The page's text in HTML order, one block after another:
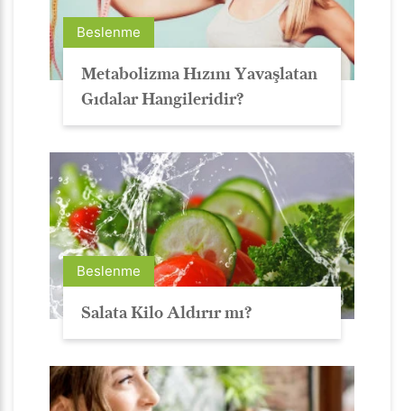
Beslenme
Metabolizma Hızını Yavaşlatan
Gıdalar Hangileridir?
Beslenme
Salata Kilo Aldırır mı?